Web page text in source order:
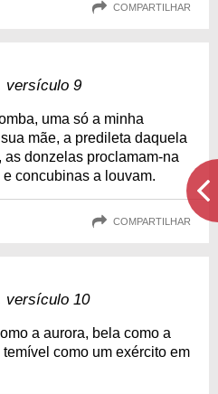
COMPARTILHAR
versículo 9
uma só a minha
mãe, a predileta daquela
donzelas proclamam-na
concubinas a louvam.
COMPARTILHAR
versículo 10
a aurora, bela como a
como um exército em